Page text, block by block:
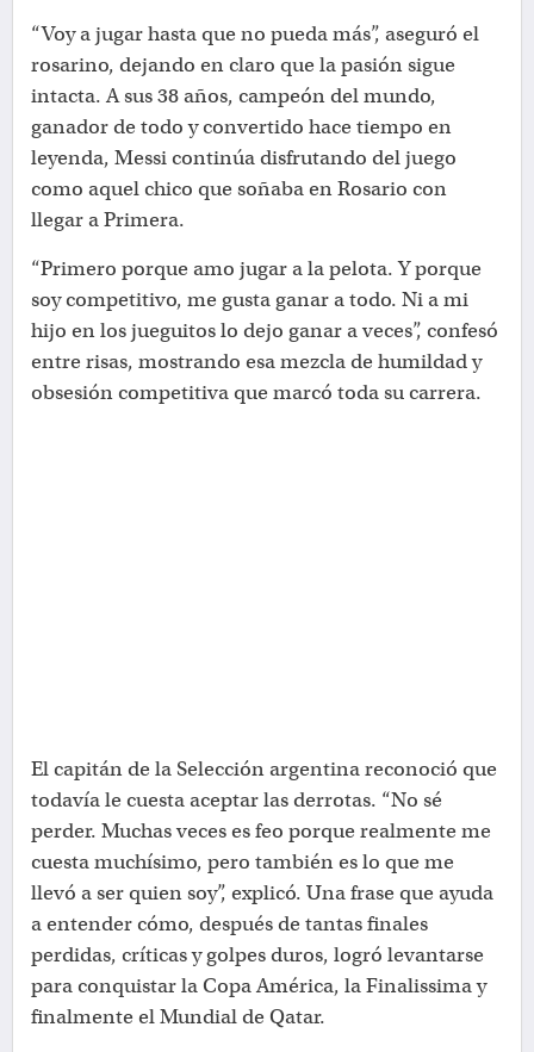
“Voy a jugar hasta que no pueda más”, aseguró el
rosarino, dejando en claro que la pasión sigue
intacta. A sus 38 años, campeón del mundo,
ganador de todo y convertido hace tiempo en
leyenda, Messi continúa disfrutando del juego
como aquel chico que soñaba en Rosario con
llegar a Primera.
“Primero porque amo jugar a la pelota. Y porque
soy competitivo, me gusta ganar a todo. Ni a mi
hijo en los jueguitos lo dejo ganar a veces”, confesó
entre risas, mostrando esa mezcla de humildad y
obsesión competitiva que marcó toda su carrera.
El capitán de la Selección argentina reconoció que
todavía le cuesta aceptar las derrotas. “No sé
perder. Muchas veces es feo porque realmente me
cuesta muchísimo, pero también es lo que me
llevó a ser quien soy”, explicó. Una frase que ayuda
a entender cómo, después de tantas finales
perdidas, críticas y golpes duros, logró levantarse
para conquistar la Copa América, la Finalissima y
finalmente el Mundial de Qatar.